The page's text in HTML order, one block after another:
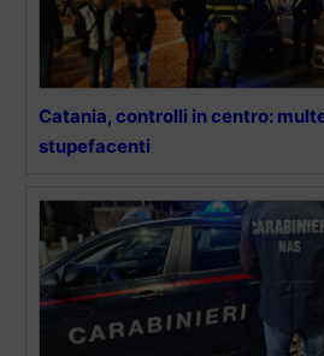
Catania, controlli in centro:
stupefacenti